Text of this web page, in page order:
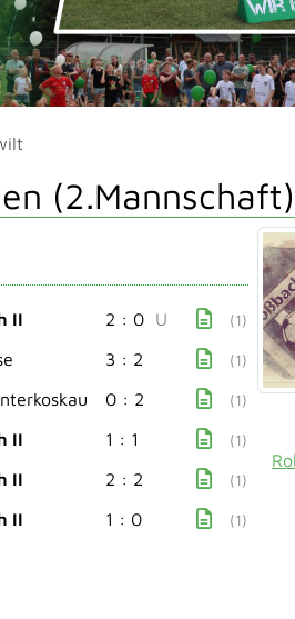
(2.Mannschaft)
II 2 : 0 U (1)
3 : 2 (1)
0 : 2 (1)
II 1 : 1 (1)
II 2 : 2 (1)
II 1 : 0 (1)